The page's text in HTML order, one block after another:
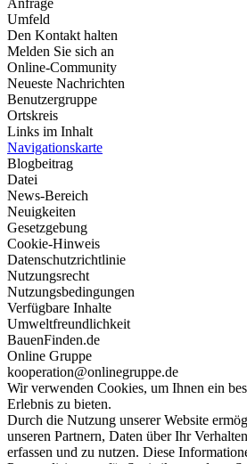
Umfeld
Den Kontakt halten
Melden Sie sich an
Online-Community
Neueste Nachrichten
Benutzergruppe
Ortskreis
Links im Inhalt
Navigationskarte
Blogbeitrag
Datei
News-Bereich
Neuigkeiten
Gesetzgebung
Cookie-Hinweis
Datenschutzrichtlinie
Nutzungsrecht
Nutzungsbedingungen
Verfügbare Inhalte
Umweltfreundlichkeit
BauenFinden.de
Online Gruppe
kooperation@onlinegruppe.de
Wir verwenden Cookies, um Ihnen ein
Erlebnis zu bieten.
Durch die Nutzung unserer Website
unseren Partnern, Daten über Ihr
erfassen und zu nutzen. Diese